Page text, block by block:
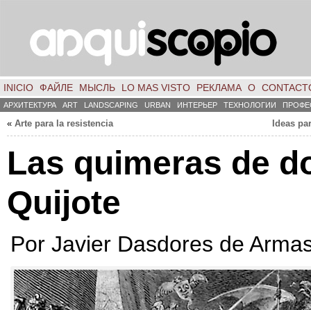
INICIO ФАЙЛЕ МЫСЛЬ LO MAS VISTO РЕКЛАМА О
АРХИТЕКТУРА ART LANDSCAPING URBAN ИНТЕРЬЕР ТЕХНОЛОГИИ
« Arte para la resistencia Ideas
Las quimeras de
Quijote
Por Javier Dasdores de